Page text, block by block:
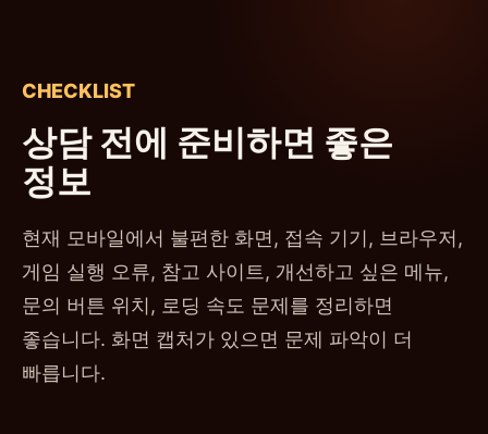
CHECKLIST
상담 전에 준비하면 좋은
정보
현재 모바일에서 불편한 화면, 접속 기기, 브라우저,
게임 실행 오류, 참고 사이트, 개선하고 싶은 메뉴,
문의 버튼 위치, 로딩 속도 문제를 정리하면
좋습니다. 화면 캡처가 있으면 문제 파악이 더
빠릅니다.